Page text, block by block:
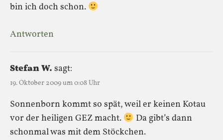
bin ich doch schon.
Antworten
Stefan W. sagt:
19. Oktober 2009 um 0:08 Uhr
Sonnenborn kommt so spät, weil er keinen Kotau
vor der heiligen GEZ macht.
Da gibt’s dann
schonmal was mit dem Stöckchen.